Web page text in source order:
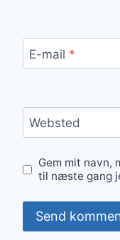
E-mail *
Websted
Gem mit navn,
til næste gang